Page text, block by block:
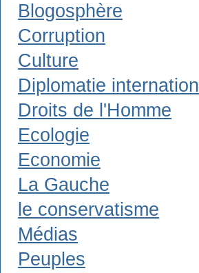
Blogosphère
Corruption
Culture
Diplomatie
Droits de l'Homme
Ecologie
Economie
La Gauche
le conservatisme
Médias
Peuples